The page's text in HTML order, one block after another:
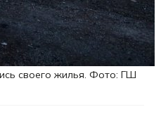
своего жилья. Фото: ГШ